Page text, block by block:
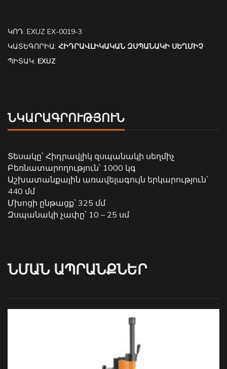
ԿՈԴ: EXUZ EX-0019-3
ԿԱՏԵԳՈՐԻԱ: ՀԻԴՐԱՎԼԻԿԱԿԱՆ ԶՍՊԱՆԱԿԻ ՍԵՂՄԻՉ
ՊԻՏԱԿ: EXUZ
ՆԿԱՐԱԳՐՈՒԹՅՈՒՆ
Տեսակը՝ Հիդրավլիկ զսպանակի սեղմիչ
Բեռնատարողություն՝ 1000 կգ
Աշխատանքային առավելագույն երկարություն՝
440 մմ
Մխոցի ընթացք՝ 325 մմ
Զսպանակի չափը՝ 10 – 25 սմ
ՆՄԱՆ ԱՊՐԱՆՔՆԵՐ